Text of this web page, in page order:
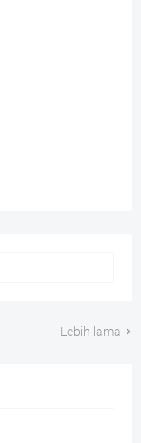
Lebih lama